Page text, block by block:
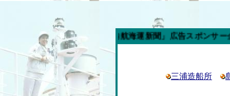
今週の「内航海運新聞」広告スポンサー企業
三浦造船所